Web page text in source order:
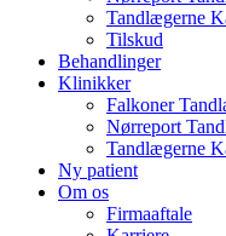
Tandlægerne
Tilskud
Behandlinger
Klinikker
Falkoner
Nørreport
Tandlægerne
Ny patient
Om os
Firmaaftale